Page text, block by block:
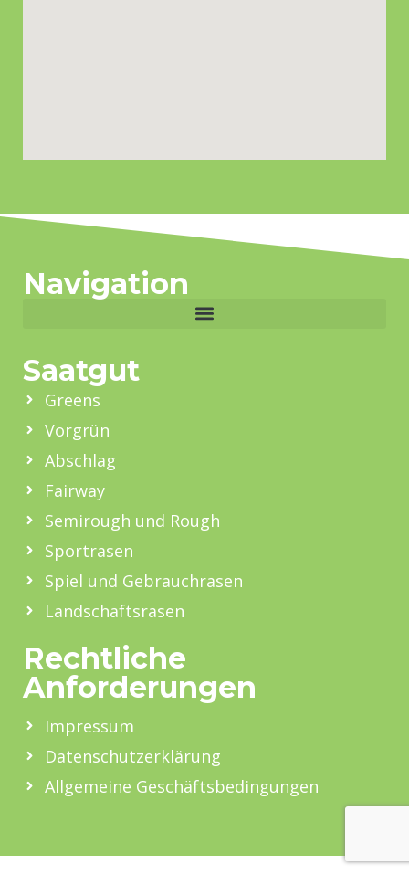
Navigation
Saatgut
Greens
Vorgrün
Abschlag
Fairway
Semirough und Rough
Sportrasen
Spiel und Gebrauchrasen
Landschaftsrasen
Rechtliche
Anforderungen
Impressum
Datenschutzerklärung
Allgemeine Geschäftsbedingungen